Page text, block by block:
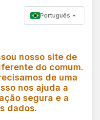
Português
nosso site de
do comum.
de uma
nos ajuda a
segura e a
dados.